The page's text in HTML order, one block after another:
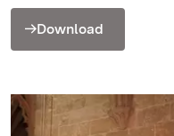
Download